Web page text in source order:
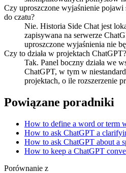
Czy uproszczone wyjaśnienie
do czatu?
Nie. Historia Side Chat jest
zapisywana na serwerze
uproszczone wyjaśnienia nie
Czy to działa w projektach ChatGPT?
Tak. Panel boczny działa we
ChatGPT, w tym w
projektach, o ile rozszerzenie
Powiązane poradniki
How to define a word or term
How to ask ChatGPT a
How to ask ChatGPT about a
How to keep a ChatGPT
Porównanie z